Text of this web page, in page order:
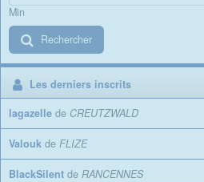
Min
Rechercher
Les derniers inscrits
lagazelle de CREUTZWALD
Valouk de FLIZE
BlackSilent de RANCENNES